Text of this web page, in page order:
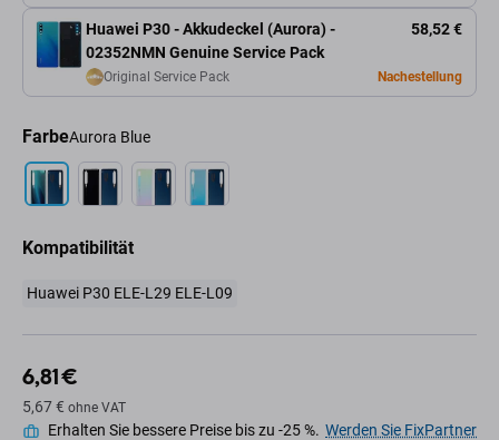
Huawei P30 - Akkudeckel (Aurora) -
02352NMN Genuine Service Pack
58,52 €
Original Service Pack Nachestellung
FarbeAurora Blue
Kompatibilität
Huawei P30 ELE-L29 ELE-L09
6,81 €
5,67 € ohne VAT
Erhalten Sie bessere Preise bis zu -25 %. Werden Sie FixPartner